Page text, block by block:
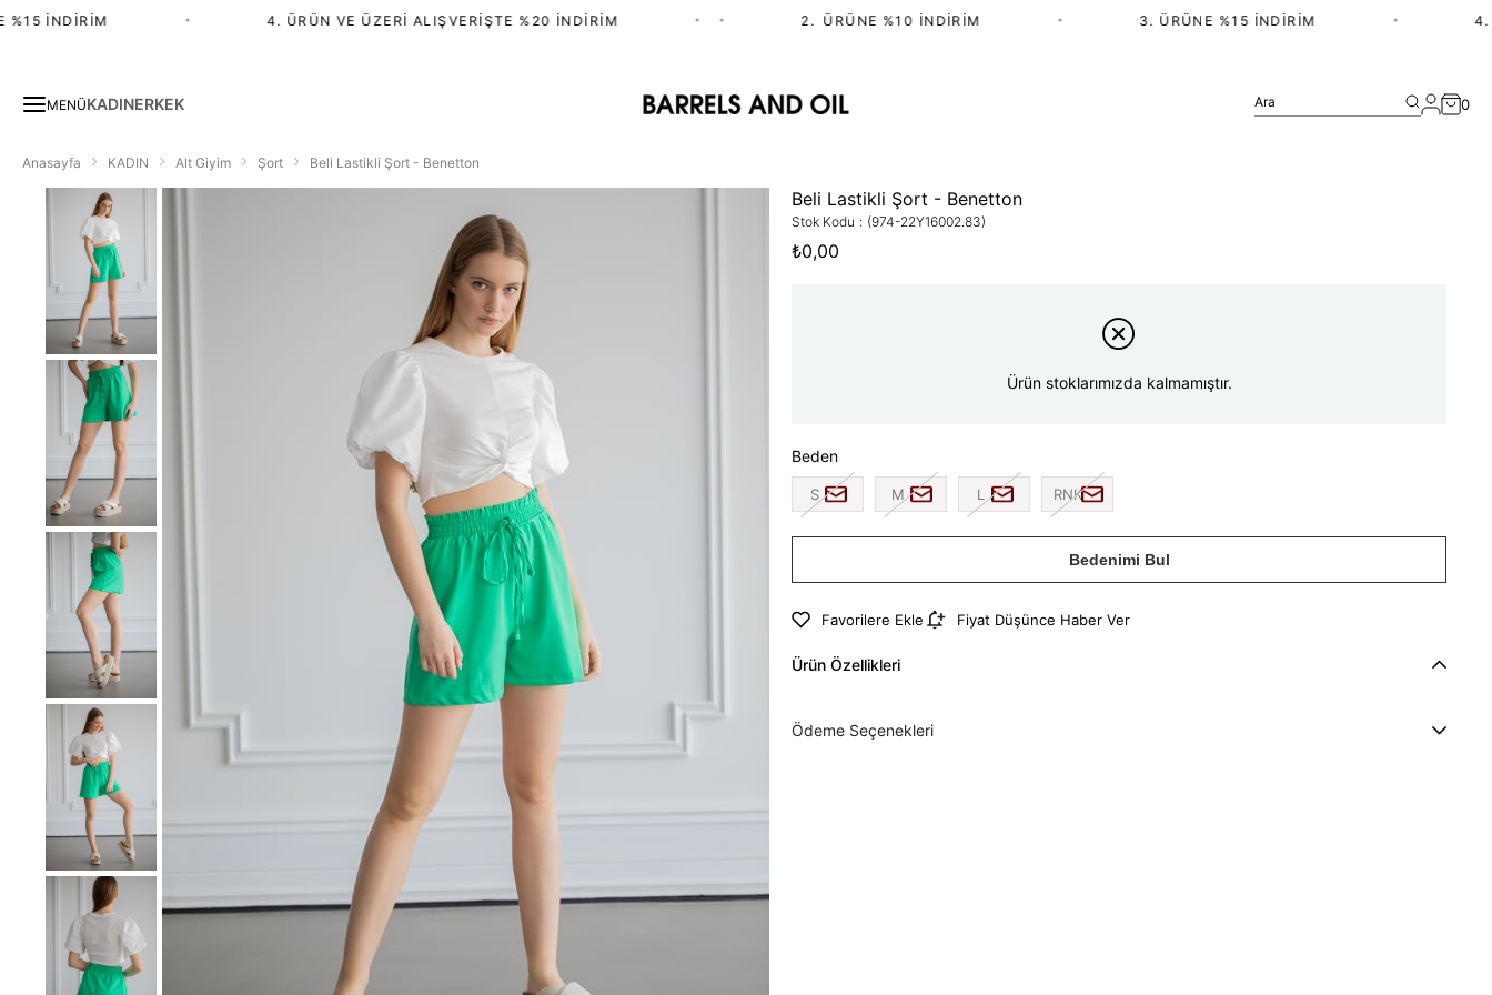
İNDIRIM 4. ÜRÜN VE ÜZERI ALIŞVERIŞTE %20 İNDIRIM • 2.⁠ ⁠ÜRÜNE %10 İNDIRIM 3. ÜRÜNE %15 İNDIRIM 4.
MENÜKADINERKEK Ara 0
Anasayfa KADIN Alt Giyim Şort Beli Lastikli Şort - Benetton
Beli Lastikli Şort - Benetton
Stok Kodu (974-22Y16002.83)
₺0,00
Ürün stoklarımızda kalmamıştır.
Beden
S M L RNK
Bedenimi Bul
Favorilere Ekle Fiyat Düşünce Haber Ver
Ürün Özellikleri
Ödeme Seçenekleri